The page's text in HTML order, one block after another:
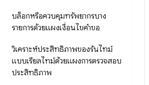
บล็อกหรือควบคุมทรัพยากรบาง
รายการด้วยแผงเงื่อนไขคำขอ
วิเคราะห์ประสิทธิภาพของรันไทม์
แบบเรียลไทม์ด้วยแผงการตรวจสอบ
ประสิทธิภาพ